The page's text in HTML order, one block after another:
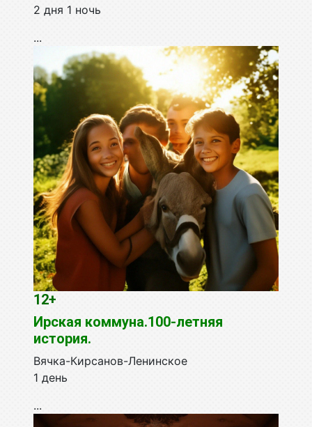
2 дня 1 ночь
...
12+
Ирская коммуна.100-летняя
история.
Вячка-Кирсанов-Ленинское
1 день
...